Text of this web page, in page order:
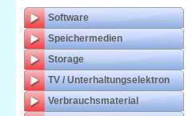
Software
Speichermedien
Storage
TV / Unterhaltungselektron
Verbrauchsmaterial